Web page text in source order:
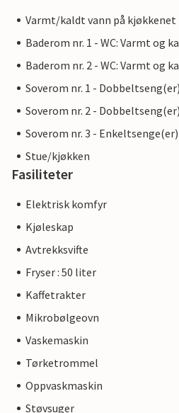
Varmt/kaldt vann på kjøkkenet
Baderom nr. 1 - WC: Varmt og
Baderom nr. 2 - WC: Varmt og
Soverom nr. 1 -
Soverom nr. 2 -
Soverom nr. 3 -
Stue/kjøkken
Fasiliteter
Elektrisk komfyr
Kjøleskap
Avtrekksvifte
Fryser : 50 liter
Kaffetrakter
Mikrobølgeovn
Vaskemaskin
Tørketrommel
Oppvaskmaskin
Støvsuger